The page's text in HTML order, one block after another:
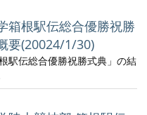
箱根駅伝総合優勝祝勝
要(20024/1/30)
駅伝総合優勝祝勝式典」の結